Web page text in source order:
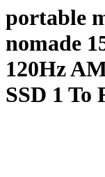
portable
nomade
120Hz
SSD 1 To